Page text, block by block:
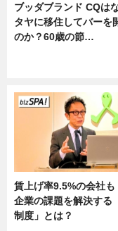
ブッダブランド CQは
タヤに移住してバーを
のか？60歳の節…
賃上げ率9.5%の会社も
企業の課題を解決する
制度」とは？